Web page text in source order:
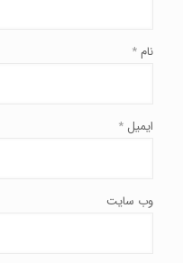
نام *
ایمیل *
وب‌ سایت